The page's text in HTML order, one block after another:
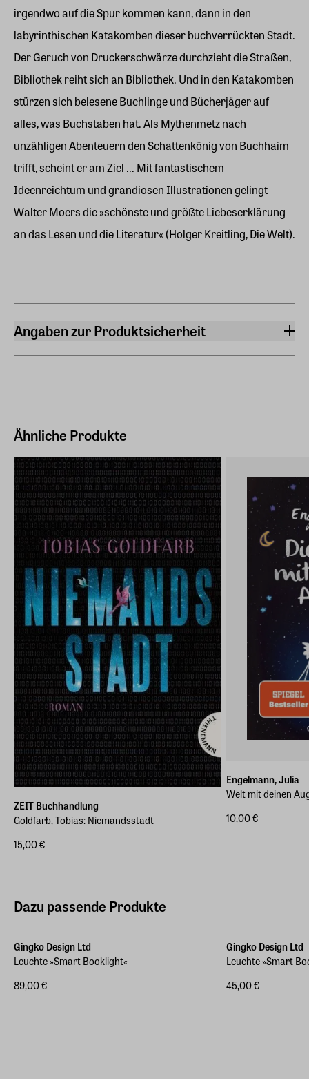
irgendwo auf die Spur kommen kann, dann in den
labyrinthischen Katakomben dieser buchverrückten Stadt.
Der Geruch von Druckerschwärze durchzieht die Straßen,
Bibliothek reiht sich an Bibliothek. Und in den Katakomben
stürzen sich belesene Buchlinge und Bücherjäger auf
alles, was Buchstaben hat. Als Mythenmetz nach
unzähligen Abenteuern den Schattenkönig von Buchhaim
trifft, scheint er am Ziel ... Mit fantastischem
Ideenreichtum und grandiosen Illustrationen gelingt
Walter Moers die »schönste und größte Liebeserklärung
an das Lesen und die Literatur« (Holger Kreitling, Die Welt).
Angaben zur Produktsicherheit
Deutschland (EU)
E-Mail-Adresse
produktsicherheit@penguinrandomhouse.de
Ähnliche Produkte
ZEIT Buchhandlung
Goldfarb, Tobias: Niemandsstadt
15,00 €
Engelmann, Julia
Welt mit deinen
10,00 €
Dazu passende Produkte
Gingko Design Ltd
Leuchte »Smart Booklight«
89,00 €
Gingko Design Ltd
Leuchte »Smart
45,00 €